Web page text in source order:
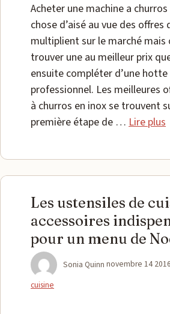
Acheter une machine a
chose d’aisé au vue des offres
multiplient sur le marché mais
trouver une au meilleur prix
ensuite compléter d’une
professionnel. Les meilleures
à churros en inox se trouvent
première étape de … Lire plus
Les ustensiles de
accessoires
pour un menu de
Sonia Quinn novembre 14
cuisine